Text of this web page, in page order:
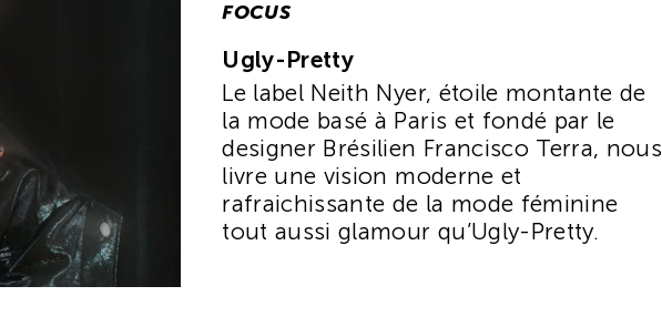
FOCUS
Ugly-Pretty
Le label Neith Nyer, étoile montante de
la mode basé à Paris et fondé par le
designer Brésilien Francisco Terra, nous
livre une vision moderne et
rafraichissante de la mode féminine
tout aussi glamour qu’Ugly-Pretty.